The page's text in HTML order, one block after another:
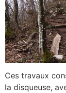
Ces travaux
la disqueuse,